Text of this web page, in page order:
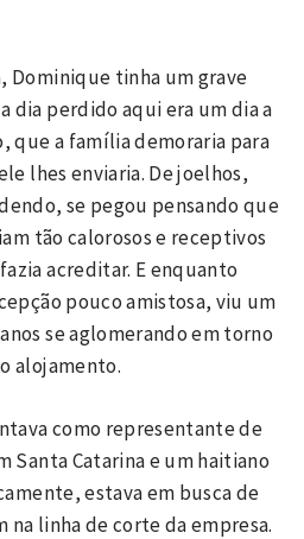
Dominique tinha um grave
dia perdido aqui era um dia a
que a família demoraria para
lhes enviaria. De joelhos,
se pegou pensando que
tão calorosos e receptivos
acreditar. E enquanto
pouco amistosa, viu um
se aglomerando em torno
alojamento.
como representante de
Santa Catarina e um haitiano
estava em busca de
na linha de corte da empresa.